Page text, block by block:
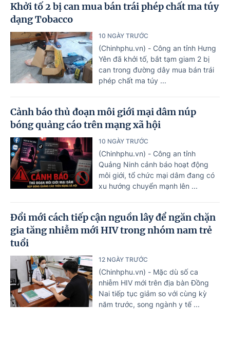
Khởi tố 2 bị can mua bán trái phép chất ma túy
dạng Tobacco
10 NGÀY TRƯỚC
(Chinhphu.vn) - Công an tỉnh Hưng
Yên đã khởi tố, bắt tạm giam 2 bị
can trong đường dây mua bán trái
phép chất ma túy ...
Cảnh báo thủ đoạn môi giới mại dâm núp
bóng quảng cáo trên mạng xã hội
10 NGÀY TRƯỚC
(Chinhphu.vn) - Công an tỉnh
Quảng Ninh cảnh báo hoạt động
môi giới, tổ chức mại dâm đang có
xu hướng chuyển mạnh lên ...
Đổi mới cách tiếp cận nguồn lây để ngăn chặn
gia tăng nhiễm mới HIV trong nhóm nam trẻ
tuổi
12 NGÀY TRƯỚC
(Chinhphu.vn) - Mặc dù số ca
nhiễm HIV mới trên địa bàn Đồng
Nai tiếp tục giảm so với cùng kỳ
năm trước, song ngành y tế ...